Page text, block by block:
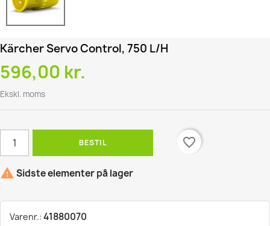
Kärcher Servo Control, 750 L/h
596,00 kr.
Ekskl. moms
BESTIL favorite_border
 Sidste elementer på lager
Varenr.: 41880070